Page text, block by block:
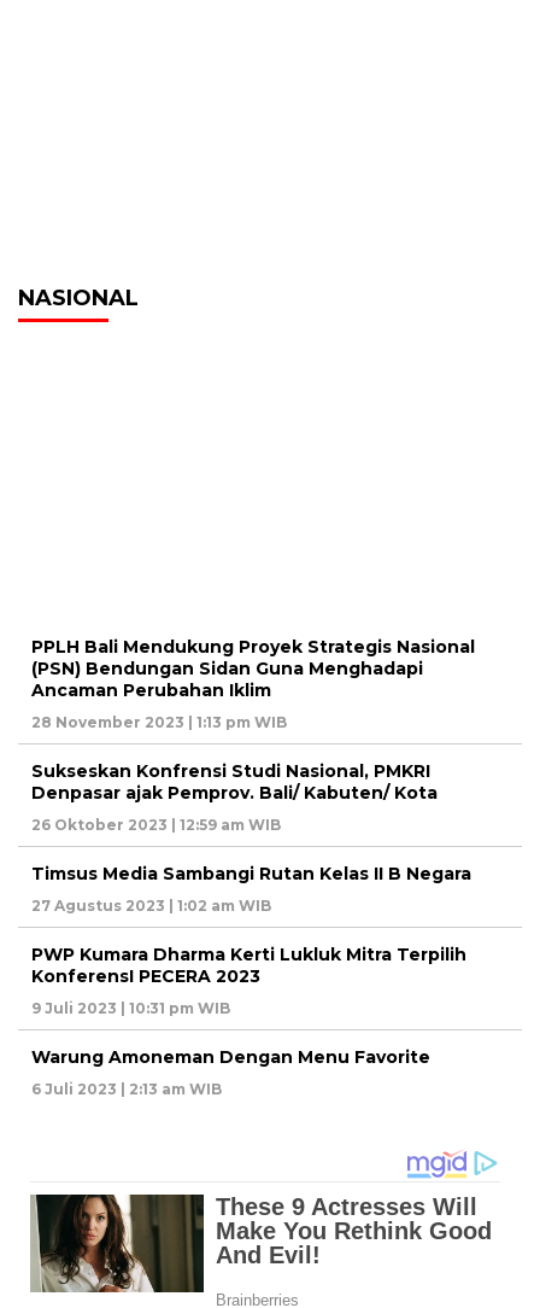
NASIONAL
PPLH Bali Mendukung Proyek Strategis Nasional
(PSN) Bendungan Sidan Guna Menghadapi
Ancaman Perubahan Iklim
28 November 2023 | 1:13 pm WIB
Sukseskan Konfrensi Studi Nasional, PMKRI
Denpasar ajak Pemprov. Bali/ Kabuten/ Kota
26 Oktober 2023 | 12:59 am WIB
Timsus Media Sambangi Rutan Kelas II B Negara
27 Agustus 2023 | 1:02 am WIB
PWP Kumara Dharma Kerti Lukluk Mitra Terpilih
KonferensI PECERA 2023
9 Juli 2023 | 10:31 pm WIB
Warung Amoneman Dengan Menu Favorite
6 Juli 2023 | 2:13 am WIB